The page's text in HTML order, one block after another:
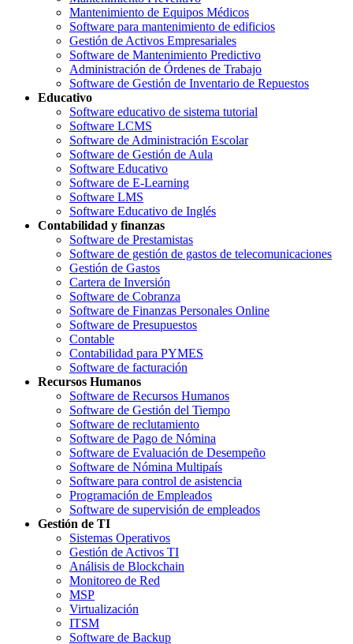
Mantenimiento de Equipos Médicos
Software para mantenimiento de edificios
Gestión de Activos Empresariales
Software de Mantenimiento Predictivo
Administración de Órdenes de Trabajo
Software de Gestión de Inventario de Repuestos
Educativo
Software educativo de sistema tutorial
Software LCMS
Software de Administración Escolar
Software de Gestión de Aula
Software Educativo
Software de E-Learning
Software LMS
Software Educativo de Inglés
Contabilidad y finanzas
Software de Prestamistas
Software de gestión de gastos de telecomunicaciones
Gestión de Gastos
Cartera de Inversión
Software de Cobranza
Software de Finanzas Personales Online
Software de Presupuestos
Contable
Contabilidad para PYMES
Software de facturación
Recursos Humanos
Software de Recursos Humanos
Software de Gestión del Tiempo
Software de reclutamiento
Software de Pago de Nómina
Software de Evaluación de Desempeño
Software de Nómina Multipaís
Software para control de asistencia
Programación de Empleados
Software de supervisión de empleados
Gestión de TI
Sistemas Operativos
Gestión de Activos TI
Análisis de Blockchain
Monitoreo de Red
MSP
Virtualización
ITSM
Software de Backup